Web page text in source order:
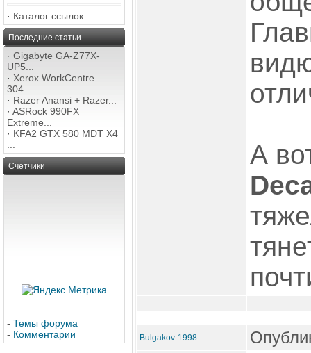
· Каталог ссылок
Последние статьи
· Gigabyte GA-Z77X-
UP5...
· Xerox WorkCentre
304...
· Razer Anansi + Razer...
· ASRock 990FX
Extreme...
· KFA2 GTX 580 MDT X4
Счетчики
- Темы форума
- Комментарии
А
Bulgakov-1998